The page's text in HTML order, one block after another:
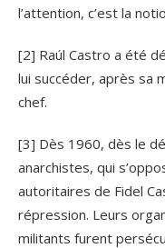
l’attention, c’est la
[2] Raúl Castro a été
lui succéder, après sa
chef.
[3] Dès 1960, dès le
anarchistes, qui
autoritaires de Fidel
répression. Leurs
militants furent